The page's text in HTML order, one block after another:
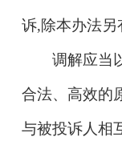
诉,除本办法另
调解应当
合法、高效的
与被投诉人相